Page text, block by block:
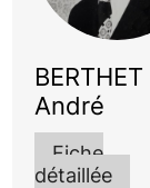
BERTHET
André
Fiche
détaillée